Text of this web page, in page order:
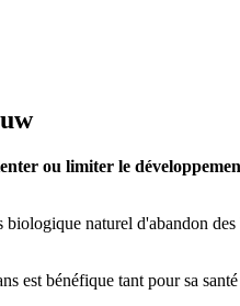
ou limiter le
naturel d'abandon
est bénéfique tant pour sa